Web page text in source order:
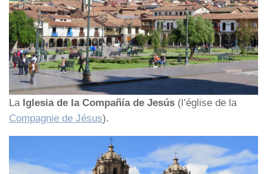
La Iglesia de la Compañía de Jesús (l’église de la
Compagnie de Jésus).